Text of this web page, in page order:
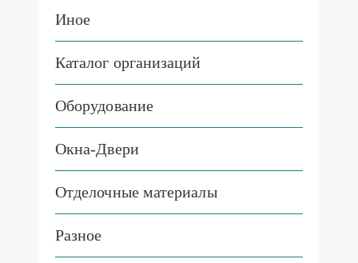
Иное
Каталог организаций
Оборудование
Окна-Двери
Отделочные материалы
Разное